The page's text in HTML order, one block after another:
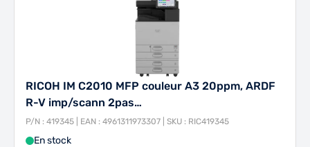
RICOH IM C2010 MFP couleur A3 20ppm, ARDF
R-V imp/scann 2pas…
P/N : 419345 | EAN : 4961311973307 | SKU : RIC419345
En stock